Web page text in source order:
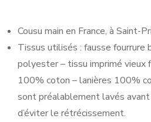
Cousu main en France, à Saint-
Tissus utilisés : fausse fourrure
polyester – tissu imprimé vieux
100% coton – lanières 100%
sont préalablement lavés avant
d’éviter le rétrécissement.